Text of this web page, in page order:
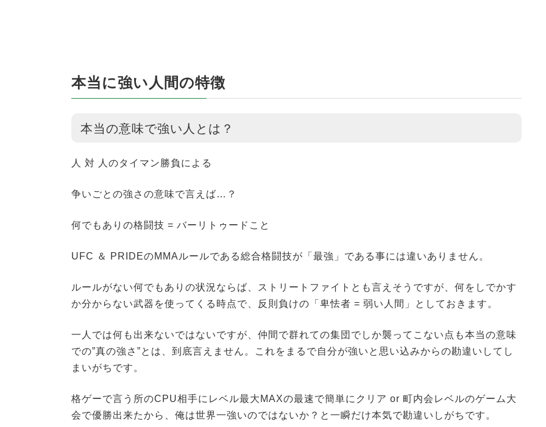
本当に強い人間の特徴
本当の意味で強い人とは？
人 対 人のタイマン勝負による
争いごとの強さの意味で言えば…？
何でもありの格闘技 = バーリトゥードこと
UFC ＆ PRIDEのMMAルールである総合格闘技が「最強」である事には違いありません。
ルールがない何でもありの状況ならば、ストリートファイトとも言えそうですが、何をしでかす
か分からない武器を使ってくる時点で、反則負けの「卑怯者 = 弱い人間」としておきます。
一人では何も出来ないではないですが、仲間で群れての集団でしか襲ってこない点も本当の意味
での”真の強さ”とは、到底言えません。これをまるで自分が強いと思い込みからの勘違いしてし
まいがちです。
格ゲーで言う所のCPU相手にレベル最大MAXの最速で簡単にクリア or 町内会レベルのゲーム大
会で優勝出来たから、俺は世界一強いのではないか？と一瞬だけ本気で勘違いしがちです。